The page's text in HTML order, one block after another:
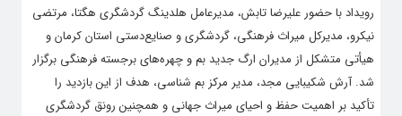
رویداد با حضور علیرضا تابش، مدیرعامل هلدینگ گردشگری هگتا، مرتضی
نیکرو، مدیرکل میراث فرهنگی، گردشگری و صنایع‌دستی استان کرمان و
هیأتی متشکل از مدیران ارگ جدید بم و چهره‌های برجسته فرهنگی برگزار
شد. آرش شکیبایی مجد، مدیر مرکز بم شناسی، هدف از این بازدید را
تأکید بر اهمیت حفظ و احیای میراث جهانی و همچنین رونق گردشگری